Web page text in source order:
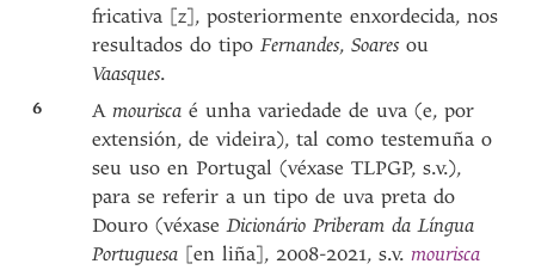
fricativa [z], posteriormente enxordecida, nos
resultados do tipoFernandes,Soares ou
Vaasques.
6 Amouriscaé unha variedade de uva (e, por
extensión, de videira), tal como testemuña o
seu uso en Portugal (véxase TLPGP, s.v.),
para se referir a un tipo de uva preta do
Douro (véxaseDicionário Priberam da Língua
Portuguesa [en liña], 2008-2021, s.v.mourisca